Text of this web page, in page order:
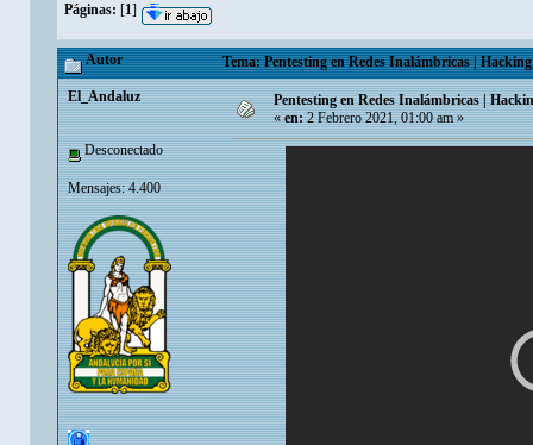
Páginas: [1]
Autor Tema: Pentesting en Redes Inalámbricas |
El_Andaluz
Desconectado
Mensajes: 4.400
Pentesting en Redes Inalámbricas |
«en:2 Febrero 2021, 01:00 am »